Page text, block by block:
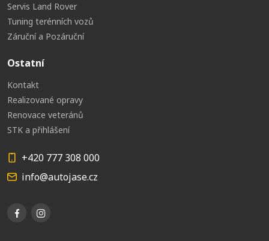
Servis Land Rover
Tuning terénních vozů
Záruční a Pozáruční
Ostatní
Kontakt
Realizované opravy
Renovace veteránů
STK a přihlášení
+420 777 308 000
info@autojase.cz